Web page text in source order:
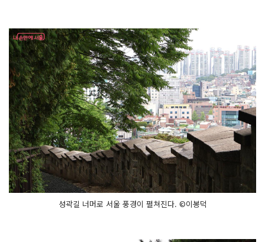
성곽길 너머로 서울 풍경이 펼쳐진다. ©이봉덕